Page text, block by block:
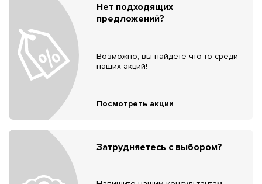
Нет подходящих
предложений?
Возможно, вы найдёте что-то среди
наших акций!
Посмотреть акции
Затрудняетесь с выбором?